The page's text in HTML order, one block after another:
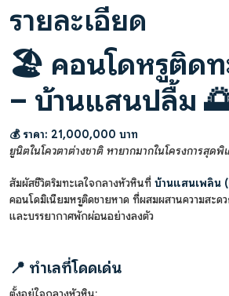
รายละเอียด
🏖️ คอนโดหรูติดท
– บ้านแสนปลื้ม
💰 ราคา: 21,000,000 บาท
ยูนิตในโควตาต่างชาติ หายากมากในโครงการสุด
สัมผัสชีวิตริมทะเลใจกลางหัวหินที่ บ้านแสนเพลิน
คอนโดมิเนียมหรูติดชายหาด ที่ผสมผสานความสะด
และบรรยากาศพักผ่อนอย่างลงตัว
📍 ทำเลที่โดดเด่น